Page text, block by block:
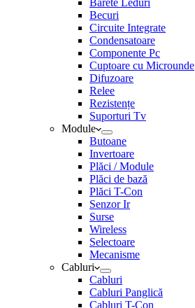
Barete Leduri
Becuri
Circuite Integrate
Condensatoare
Componente Pc
Cuptoare cu Microunde
Difuzoare
Relee
Rezistențe
Suporturi Tv
Module
Butoane
Invertoare
Plăci / Module
Plăci de bază
Plăci T-Con
Senzor Ir
Surse
Wireless
Selectoare
Mecanisme
Cabluri
Cabluri
Cabluri Panglică
Cabluri T-Con